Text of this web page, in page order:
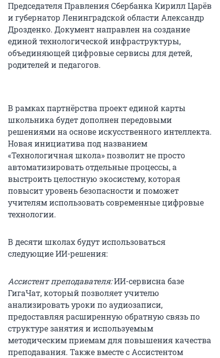
Председателя Правления Сбербанка Кирилл Царёв
и губернатор Ленинградской области Александр
Дрозденко. Документ направлен на создание
единой технологической инфраструктуры,
объединяющей цифровые сервисы для детей,
родителей и педагогов.
В рамках партнёрства проект единой карты
школьника будет дополнен передовыми
решениями на основе искусственного интеллекта.
Новая инициатива под названием
«Технологичная школа» позволит не просто
автоматизировать отдельные процессы, а
выстроить целостную экосистему, которая
повысит уровень безопасности и поможет
учителям использовать современные цифровые
технологии.
В десяти школах будут использоваться
следующие ИИ-решения:
Ассистент преподавателя:ИИ-сервисна базе
ГигаЧат, который позволяет учителю
анализировать уроки по аудиозаписи,
предоставляя расширенную обратную связь по
структуре занятия и используемым
методическим приемам для повышения качества
преподавания. Также вместе с Ассистентом